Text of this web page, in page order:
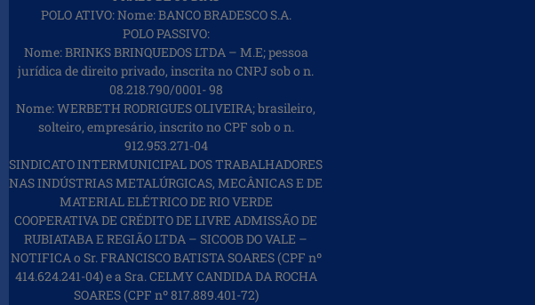
POLO ATIVO: Nome: BANCO BRADESCO S.A.
POLO PASSIVO:
Nome: BRINKS BRINQUEDOS LTDA – M.E; pessoa
jurídica de direito privado, inscrita no CNPJ sob o n.
08.218.790/0001- 98
Nome: WERBETH RODRIGUES OLIVEIRA; brasileiro,
solteiro, empresário, inscrito no CPF sob o n.
912.953.271-04
SINDICATO INTERMUNICIPAL DOS TRABALHADORES
NAS INDÚSTRIAS METALÚRGICAS, MECÂNICAS E DE
MATERIAL ELÉTRICO DE RIO VERDE
COOPERATIVA DE CRÉDITO DE LIVRE ADMISSÃO DE
RUBIATABA E REGIÃO LTDA – SICOOB DO VALE –
NOTIFICA o Sr. FRANCISCO BATISTA SOARES (CPF nº
414.624.241-04) e a Sra. CELMY CANDIDA DA ROCHA
SOARES (CPF nº 817.889.401-72)